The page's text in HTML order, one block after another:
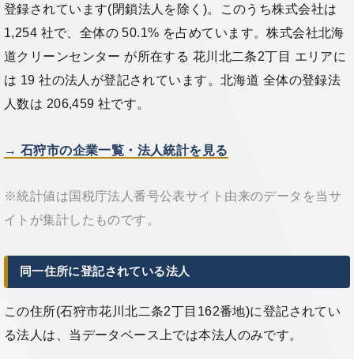
登録されています(閉鎖法人を除く)。このうち株式会社は
1,254 社で、全体の 50.1% を占めています。株式会社北海
道クリーンセンター が所在する 花川北二条2丁目 エリアに
は 19 社の法人が登記されています。北海道 全体の登録法
人数は 206,459 社です。
→ 石狩市の企業一覧・法人統計を見る
※統計値は国税庁法人番号公表サイト由来のデータを当サ
イトが集計したものです。
同一住所に登記されている法人
この住所(石狩市花川北二条2丁目162番地)に登記されてい
る法人は、当データベース上では本法人のみです。